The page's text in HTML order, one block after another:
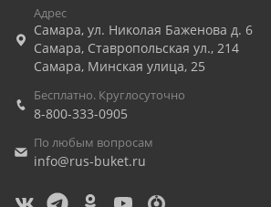
Адрес
Самара, ул. Николая Баженова д. 6
Самара, Ставропольская ул., 214
Самара, Минская улица, 25
Бесплатно. Круглосуточно
8-800-333-0905
По любым вопросам
info@rus-buket.ru